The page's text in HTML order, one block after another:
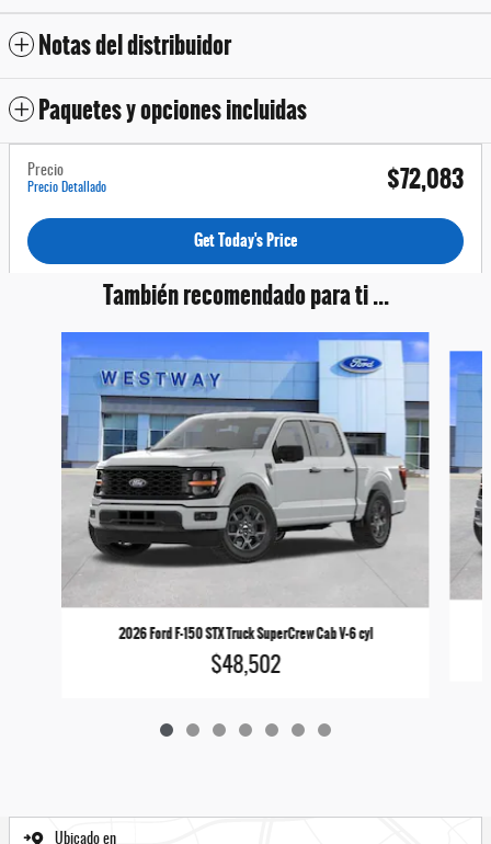
Notas del distribuidor
Paquetes y opciones incluidas
Precio
Precio Detallado $72,083
Get Today's Price
También recomendado para ti ...
2026 Ford F-150 STX Truck SuperCrew Cab V-6 cyl
$48,502
Ubicado en